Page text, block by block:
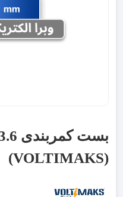
(VOLTIMAKS)